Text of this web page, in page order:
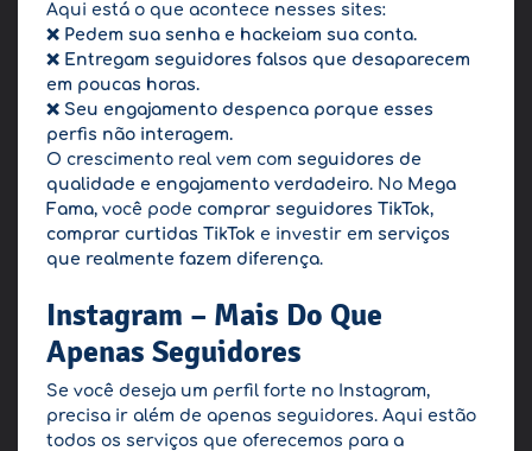
Aqui está o que acontece nesses sites:
❌ Pedem sua senha e hackeiam sua conta.
❌ Entregam seguidores falsos que desaparecem
em poucas horas.
❌ Seu engajamento despenca porque esses
perfis não interagem.
O crescimento real vem com seguidores de
qualidade e engajamento verdadeiro. No Mega
Fama, você pode comprar seguidores TikTok,
comprar curtidas TikTok e investir em serviços
que realmente fazem diferença.
Instagram – Mais Do Que
Apenas Seguidores
Se você deseja um perfil forte no Instagram,
precisa ir além de apenas seguidores. Aqui estão
todos os serviços que oferecemos para a